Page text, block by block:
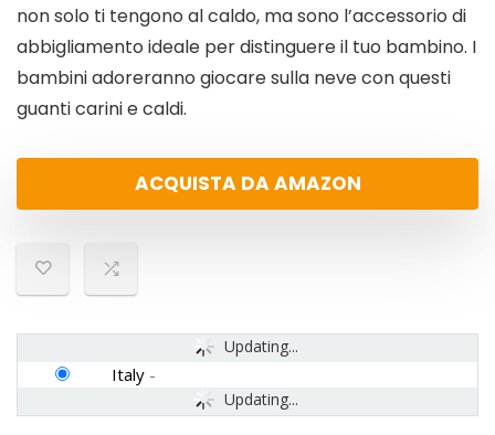
non solo ti tengono al caldo, ma sono l’accessorio di
abbigliamento ideale per distinguere il tuo bambino. I
bambini adoreranno giocare sulla neve con questi
guanti carini e caldi.
ACQUISTA DA AMAZON
Updating...
Updating...
Italy -